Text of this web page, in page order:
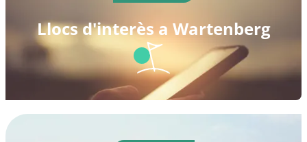
Llocs d'interès a Wartenberg